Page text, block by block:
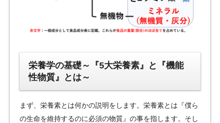
栄養学の基礎～『5大栄養素』と『機能
性物質』とは～
まず、栄養素とは何かの説明をします。栄養素とは『僕ら
の生命を維持するのに必須の物質』の事を指します。そし